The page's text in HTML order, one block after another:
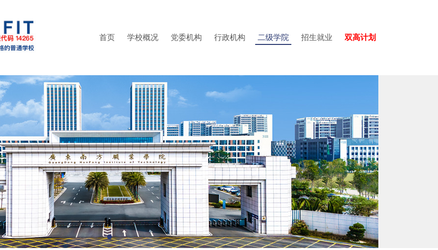
首页 学校概况 党委机构 行政机构 二级学院 招生就业 双高计划
现任领导 联系方式 校园图集
（普法办公室） 纪委办公室 党委教师工作部
党委武装部 团委
管委会办公室 人事处（教师发展中心）
实训中心 培训中心 信息中心 科研处 招生就业办公室 招生培养改革办公室
财务处 后勤处 保卫处 书院管理中心 图书馆 国际学术交流中心
产教融合办公室（校企合作办公室） 继续教育学院 国际教育中心
集成电路学院 信息学院 财经学院
创新创业学院 体育部
就业指导中心 创新精英班 国际教育中心